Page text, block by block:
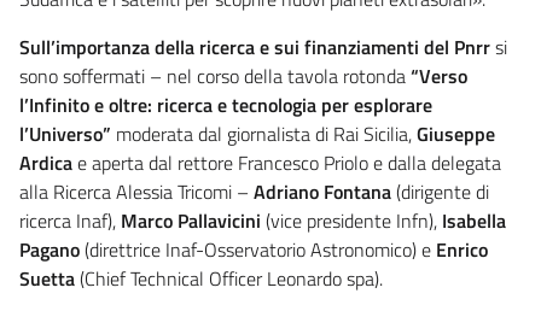
Sull’importanza della ricerca e sui finanziamenti del Pnrrsi
sono soffermati – nel corso della tavola rotonda“Verso
l’Infinito e oltre: ricerca e tecnologia per esplorare
l’Universo” moderata dal giornalista di Rai Sicilia,Giuseppe
Ardicae aperta dal rettore Francesco Priolo e dalla delegata
alla Ricerca Alessia Tricomi – Adriano Fontana(dirigente di
ricerca Inaf), Marco Pallavicini (vice presidente Infn), Isabella
Pagano(direttrice Inaf-Osservatorio Astronomico) e Enrico
Suetta(Chief Technical Officer Leonardo spa).